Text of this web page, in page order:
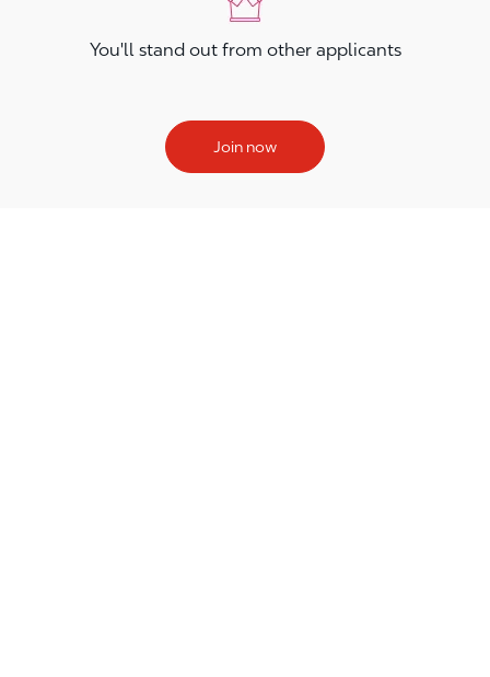
You'll stand out from other applicants
Join now